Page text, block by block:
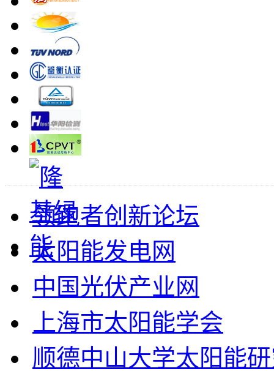
领跑者创新论坛
太阳能发电网
中国光伏产业网
上海市太阳能学会
顺德中山大学太阳能